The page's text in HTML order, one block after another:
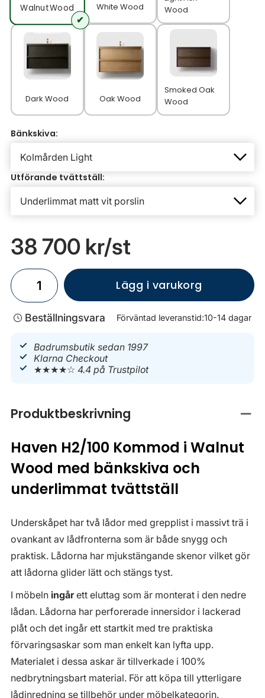
Walnut Wood White Wood
Wood
Dark Wood Oak Wood
Smoked Oak
Wood
Bänkskiva:
Utförande tvättställ:
38 700 kr/st
Lägg i varukorg
Beställningsvara Förväntad leveranstid:10-14 dagar
Badrumsbutik sedan 1997
Klarna Checkout
★★★★☆4.4 på Trustpilot
Produktbeskrivning
Haven H2/100 Kommod i Walnut
Wood med bänkskiva och
underlimmat tvättställ
Underskåpet har två lådor med grepplist i massivt trä i
ovankant av lådfronterna som är både snygg och
praktisk. Lådorna har mjukstängande skenor vilket gör
att lådorna glider lätt och stängs tyst.
I möbeln ingårett eluttag som är monterat i den nedre
lådan. Lådorna har perforerade innersidor i lackerad
plåt och det ingår ett startkit med tre praktiska
förvaringsaskar som man enkelt kan lyfta upp.
Materialet i dessa askar är tillverkade i 100%
nedbrytningsbart material. För att köpa till ytterligare
lådinredning se tillbehör under möbelkategorin.